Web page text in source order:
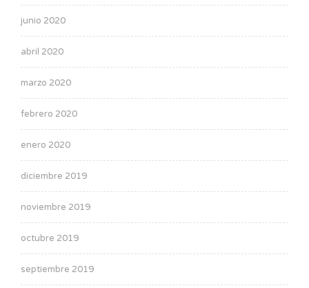
junio 2020
abril 2020
marzo 2020
febrero 2020
enero 2020
diciembre 2019
noviembre 2019
octubre 2019
septiembre 2019